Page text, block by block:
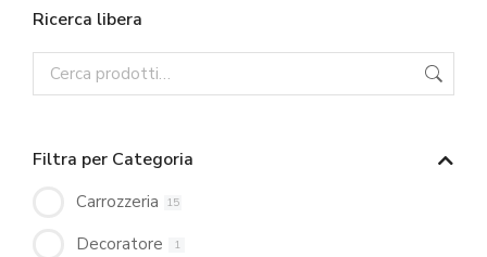
Ricerca libera
Filtra per Categoria
Carrozzeria 15
Decoratore 1